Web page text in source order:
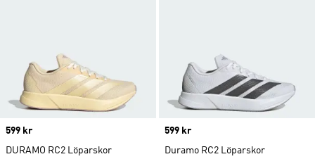
Price
599 kr
DURAMO RC2 Löparskor
Price
599 kr
Duramo RC2 Löparskor